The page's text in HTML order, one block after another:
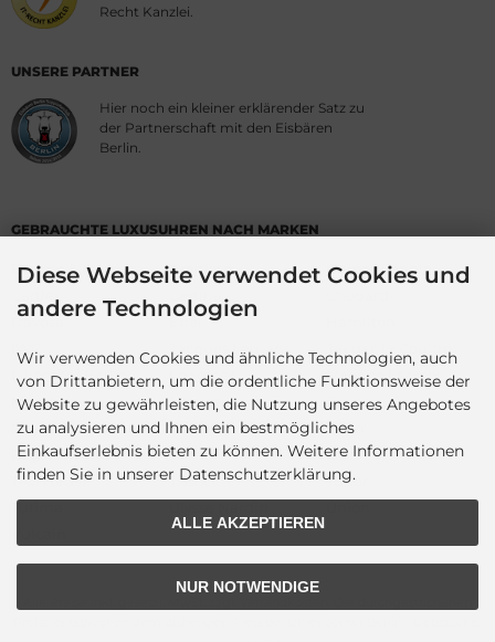
Recht Kanzlei.
UNSERE PARTNER
Hier noch ein kleiner erklärender Satz zu
der Partnerschaft mit den Eisbären
Berlin.
GEBRAUCHTE LUXUSUHREN NACH MARKEN
Baume & Mercier Breitling
Bruno&Söhnle
Davosa
Ebel
IWC
Jacques Lemans
Jaeger-LeCoultre
Lilienthal Berlin
Longines
Maurice Lacroix
Montblanc
Nomos
Omega
Oris
Panerai
Rado
Roger Dubuis
Rolex
Sinn
TAG Heuer
Tissot
Tudor
Tutima
Diese Webseite verwendet Cookies und
andere Technologien
Wir verwenden Cookies und ähnliche Technologien, auch
von Drittanbietern, um die ordentliche Funktionsweise der
Website zu gewährleisten, die Nutzung unseres Angebotes
zu analysieren und Ihnen ein bestmögliches
Einkaufserlebnis bieten zu können. Weitere Informationen
finden Sie in unserer Datenschutzerklärung.
ALLE AKZEPTIEREN
NUR NOTWENDIGE